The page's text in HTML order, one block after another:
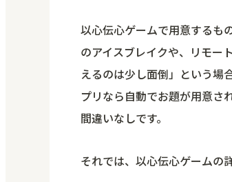
以心伝心ゲームで用意するも
のアイスブレイクや、リモー
えるのは少し面倒」という場
プリなら自動でお題が用意さ
間違いなしです。
それでは、以心伝心ゲームの